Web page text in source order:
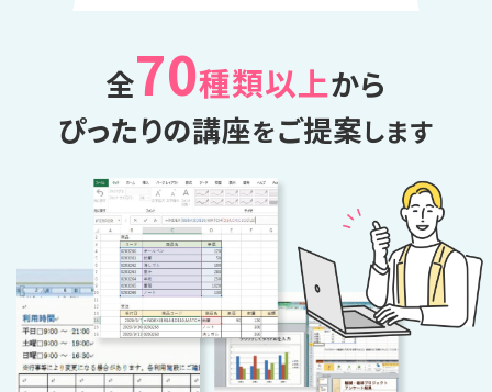
全70種類以上から
ぴったりの講座をご提案します